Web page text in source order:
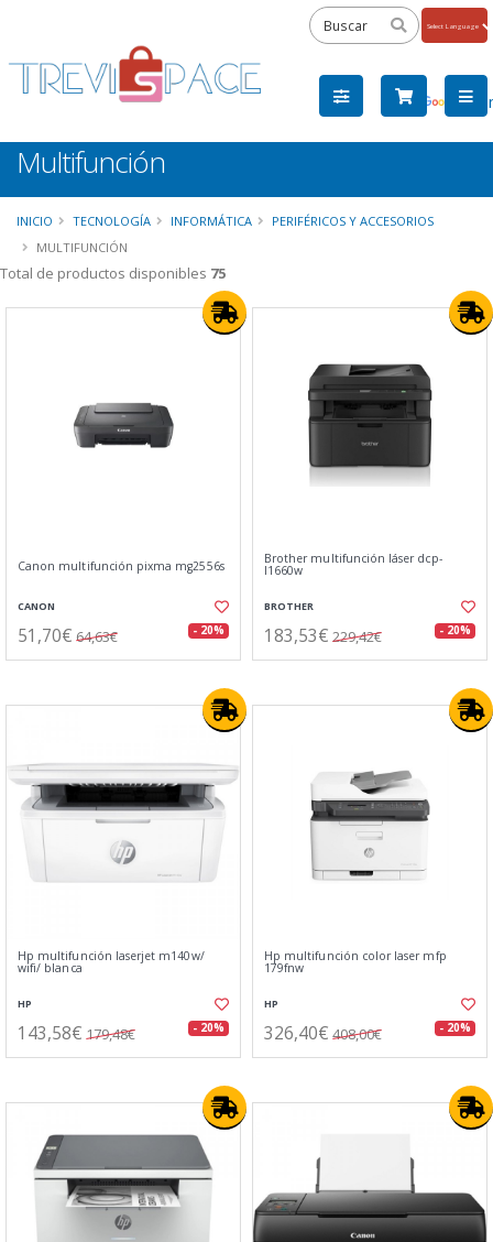
by
Multifunción
INICIO TECNOLOGÍA INFORMÁTICA
PERIFÉRICOS Y ACCESORIOS
MULTIFUNCIÓN
Total de productos disponibles 75
Canon multifunción pixma mg2556s
CANON
51,70€ 64,63€ - 20%
Brother multifunción láser dcp-
l1660w
BROTHER
183,53€ 229,42€ - 20%
Hp multifunción laserjet m140w/
wifi/ blanca
HP
143,58€ 179,48€ - 20%
Hp multifunción color laser mfp
179fnw
HP
326,40€ 408,00€ - 20%